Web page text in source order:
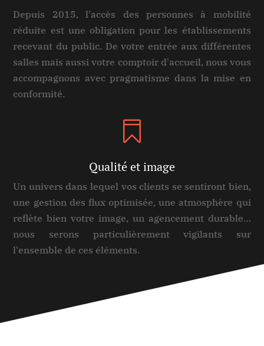
Depuis 2015, l'accès des personnes à mobilité
réduite est une obligation pour les établissements
recevant du public. De votre entrée aux différentes
salles mais aussi votre comptoir d'accueil, nous vous
accompagnons avec pragmatisme dans la mise en
conformité.

Qualité et image
Un univers dans lequel vos clients se sentiront bien,
une gestion des flux optimisée, une atmosphère qui
reflète bien votre image, un agencement durable…
nous serons particulièrement vigilants sur
l'ensemble de ces éléments.